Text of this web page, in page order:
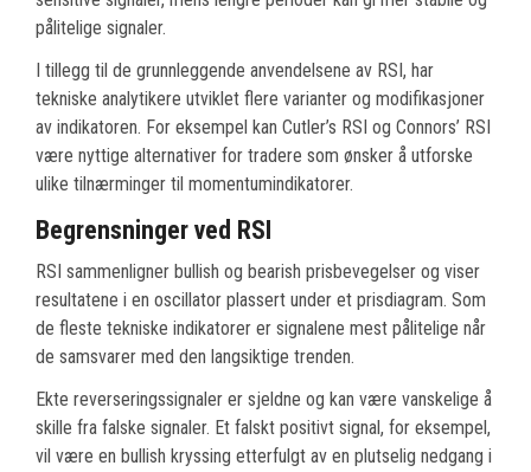
pålitelige signaler.
I tillegg til de grunnleggende anvendelsene av RSI, har
tekniske analytikere utviklet flere varianter og modifikasjoner
av indikatoren. For eksempel kan Cutler’s RSI og Connors’ RSI
være nyttige alternativer for tradere som ønsker å utforske
ulike tilnærminger til momentumindikatorer.
Begrensninger ved RSI
RSI sammenligner bullish og bearish prisbevegelser og viser
resultatene i en oscillator plassert under et prisdiagram. Som
de fleste tekniske indikatorer er signalene mest pålitelige når
de samsvarer med den langsiktige trenden.
Ekte reverseringssignaler er sjeldne og kan være vanskelige å
skille fra falske signaler. Et falskt positivt signal, for eksempel,
vil være en bullish kryssing etterfulgt av en plutselig nedgang i